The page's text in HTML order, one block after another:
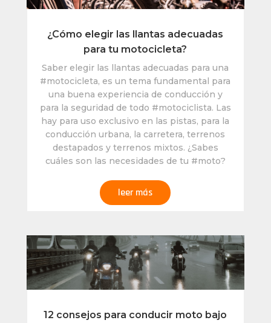
¿Cómo elegir las llantas adecuadas
para tu motocicleta?
Saber elegir las llantas adecuadas para una
#motocicleta, es un tema fundamental para
una buena experiencia de conducción y
para la seguridad de todo #motociclista. Las
hay para uso exclusivo en las pistas, para la
conducción urbana, la carretera, terrenos
destapados y terrenos mixtos. ¿Sabes
cuáles son las necesidades de tu #moto?
leer más
12 consejos para conducir moto bajo